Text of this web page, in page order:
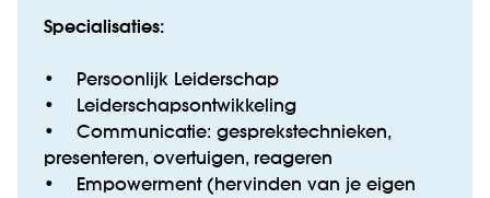
Specialisaties:
• Persoonlijk Leiderschap
• Leiderschapsontwikkeling
• Communicatie: gesprekstechnieken,
presenteren, overtuigen, reageren
• Empowerment (hervinden van je eigen